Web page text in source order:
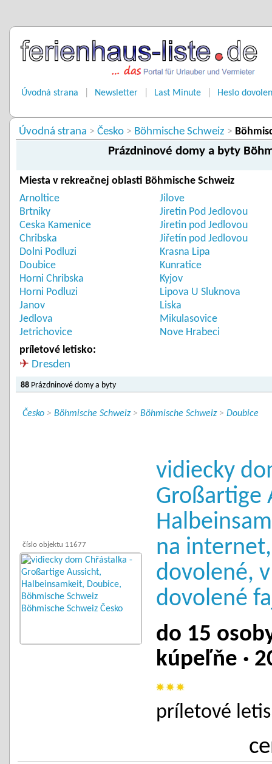
Úvodná strana Newsletter Last Minute Heslo
Úvodná strana > Česko > Böhmische Schweiz >
Prázdninové domy a byty
Miesta v rekreačnej oblasti Böhmische Schweiz
Arnoltice
Brtniky
Ceska Kamenice
Chribska
Dolni Podluzi
Doubice
Horni Chribska
Horni Podluzi
Janov
Jedlova
Jetrichovice
Jilove
Jiretin Pod Jedlovou
Jiretin pod Jedlovou
Jiřetín pod Jedlovou
Krasna Lipa
Kunratice
Kyjov
Lipova U Sluknova
Liska
Mikulasovice
Nove Hrabeci
príletové letisko:
✈ Dresden
88 Prázdninové domy a byty
Česko > Böhmische Schweiz> Böhmische Schweiz> Doubice
číslo objektu 11677
vidiecky
Großartige
na
dovolené,
dovolené
do 15
kúpeľňe ·
príletové